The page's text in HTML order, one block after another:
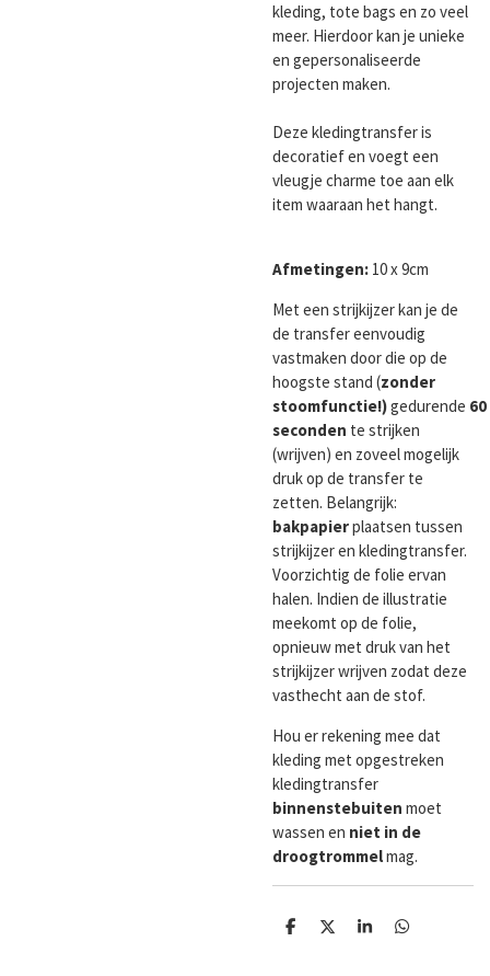
kleding, tote bags en zo veel
meer. Hierdoor kan je unieke
en gepersonaliseerde
projecten maken.
Deze kledingtransfer is
decoratief en voegt een
vleugje charme toe aan elk
item waaraan het hangt.
Afmetingen: 10 x 9cm
Met een strijkijzer kan je de
de transfer eenvoudig
vastmaken door die op de
hoogste stand (zonder
stoomfunctie!)gedurende 60
seconden te strijken
(wrijven) en zoveel mogelijk
druk op de transfer te
zetten. Belangrijk:
bakpapierplaatsen tussen
strijkijzer en kledingtransfer.
Voorzichtig de folie ervan
halen. Indien de illustratie
meekomt op de folie,
opnieuw met druk van het
strijkijzer wrijven zodat deze
vasthecht aan de stof.
Hou er rekening mee dat
kleding met opgestreken
kledingtransfer
binnenstebuiten moet
wassen en niet in de
droogtrommelmag.
D
D
S
D